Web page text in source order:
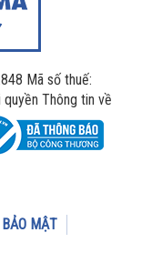
Mã số thuế:
Thông tin về
MẬT